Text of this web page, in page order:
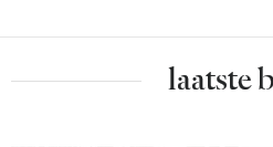
laatste